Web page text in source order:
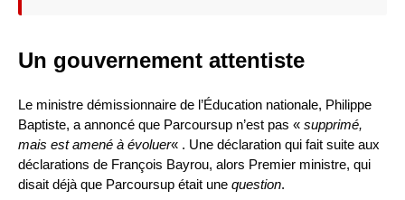
Un gouvernement attentiste
Le ministre démissionnaire de l’Éducation nationale, Philippe
Baptiste, a annoncé que Parcoursup n’est pas « supprimé,
mais est amené à évoluer« . Une déclaration qui fait suite aux
déclarations de François Bayrou, alors Premier ministre, qui
disait déjà que Parcoursup était une question.